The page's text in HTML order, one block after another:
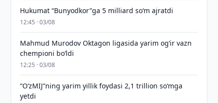
Hukumat “Bunyodkor”ga 5 milliard so‘m ajratdi
12:45 · 03/08
Mahmud Murodov Oktagon ligasida yarim og‘ir vazn
chempioni bo‘ldi
12:25 · 03/08
“O‘zMIJ”ning yarim yillik foydasi 2,1 trillion so‘mga
yetdi